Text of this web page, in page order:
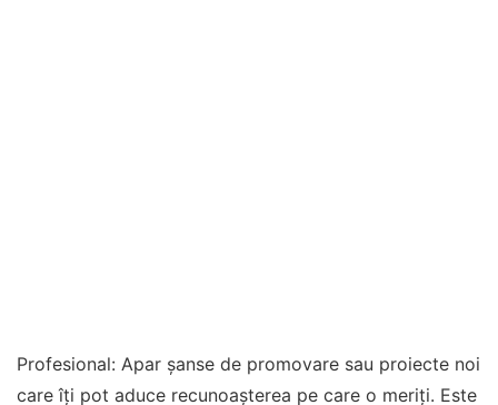
Profesional: Apar șanse de promovare sau proiecte noi
care îți pot aduce recunoașterea pe care o meriți. Este